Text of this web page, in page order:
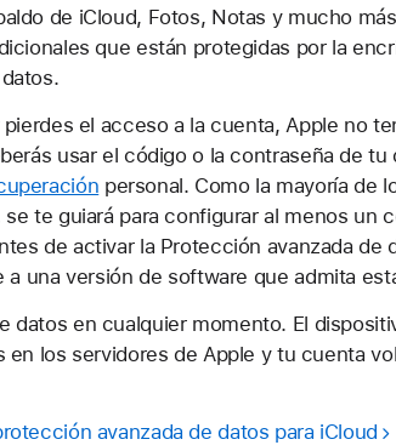
de iCloud, Fotos, Notas y mucho
que están protegidas por la
el acceso a la cuenta, Apple no
usar el código o la contraseña de tu
personal. Como la mayoría de
te guiará para configurar al menos un
de activar la Protección avanzada de
una versión de software que admita
datos en cualquier momento. El
los servidores de Apple y tu cuenta
avanzada de datos para iCloud